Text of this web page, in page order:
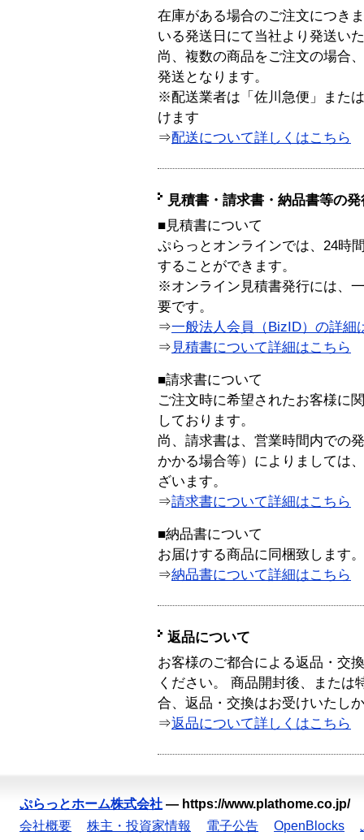
在庫がある場合のご注文につき
いる発送日にて当社より発送い
尚、複数の商品をご注文の場合
発送となります。
※配送業者は「佐川急便」また
けます
⇒配送について詳しくはこちら
見積書・請求書・納品書等の
■見積書について
ぷらっとオンラインでは、24時
することができます。
※オンライン見積書発行には、
要です。
⇒一般法人会員（BizID）の詳細
⇒ 見積書について詳細はこちら
■請求書について
ご注文時に希望されたお客様に
しております。
尚、請求書は、営業時間内での
かかる場合等）によりましては
ざいます。
⇒請求書について詳細はこちら
■納品書について
お届けする商品に同梱致します。
⇒納品書について詳細はこちら
返品について
お客様のご都合による返品・交
ください。 商品開封後、または
合、返品・交換はお受けいたし
⇒返品について詳しくはこちら
ぷらっとホーム株式会社 — https://www.plathome.co.jp/
会社概要
株主・投資家情報 電子公告 OpenBlocks